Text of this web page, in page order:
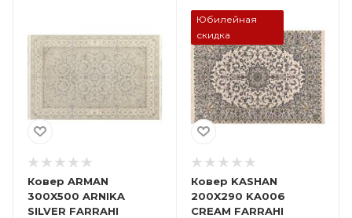
Ковер ARMAN
300X500 ARNIKA
SILVER FARRAHI
Юбилейная
скидка
Ковер KASHAN
200X290 KA006
CREAM FARRAHI